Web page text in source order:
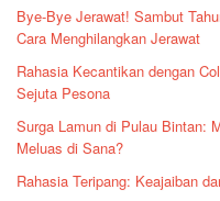
Bye-Bye Jerawat! Sambut
Cara Menghilangkan Jerawat
Rahasia Kecantikan dengan
Sejuta Pesona
Surga Lamun di Pulau Bintan:
Meluas di Sana?
Rahasia Teripang: Keajaiban